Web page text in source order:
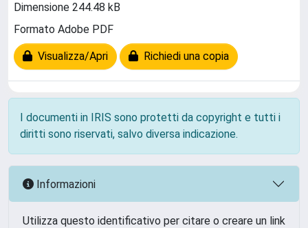
Dimensione 244.48 kB
Formato Adobe PDF
Visualizza/Apri Richiedi una copia
I documenti in IRIS sono protetti da copyright e tutti i
diritti sono riservati, salvo diversa indicazione.
Informazioni
Utilizza questo identificativo per citare o creare un link